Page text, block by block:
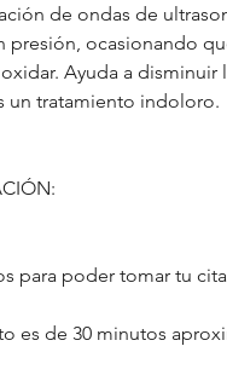
de ondas de
presión, ocasionando
Ayuda a disminuir
un tratamiento indoloro.
para poder tomar tu
es de 30 minutos